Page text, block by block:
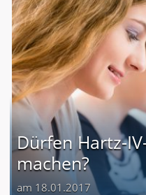
Dürfen Hartz-
machen?
am 18.01.2017